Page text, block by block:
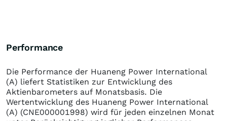
Performance
Die Performance der Huaneng Power International
(A) liefert Statistiken zur Entwicklung des
Aktienbarometers auf Monatsbasis. Die
Wertentwicklung des Huaneng Power International
(A) (CNE000001998) wird für jeden einzelnen Monat